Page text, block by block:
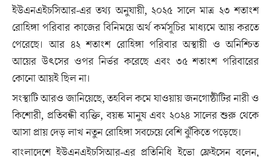
ইউএনএইচসিআর-এর তথ্য অনুযায়ী, ২০২৫ সালে মাত্র ২৩ শতাংশ
রোহিঙ্গা পরিবার কাজের বিনিময়ে অর্থ কর্মসূচির মাধ্যমে আয় করতে
পেরেছে। আর ৪২ শতাংশ রোহিঙ্গা পরিবার অস্থায়ী ও অনিশ্চিত
আয়ের উৎসের ওপর নির্ভর করেছে এবং ৩৫ শতাংশ পরিবারের
কোনো আয়ই ছিল না।
সংস্থাটি আরও জানিয়েছে, তহবিল কমে যাওয়ায় জনগোষ্ঠীটির নারী ও
কিশোরী, প্রতিবন্ধী ব্যক্তি, বয়স্ক মানুষ এবং ২০২৪ সালের শুরু থেকে
আসা প্রায় দেড় লাখ নতুন রোহিঙ্গা সবচেয়ে বেশি ঝুঁকিতে পড়েছে।
বাংলাদেশে ইউএনএইচসিআর-এর প্রতিনিধি ইভো ফ্রেইসেন বলেন,